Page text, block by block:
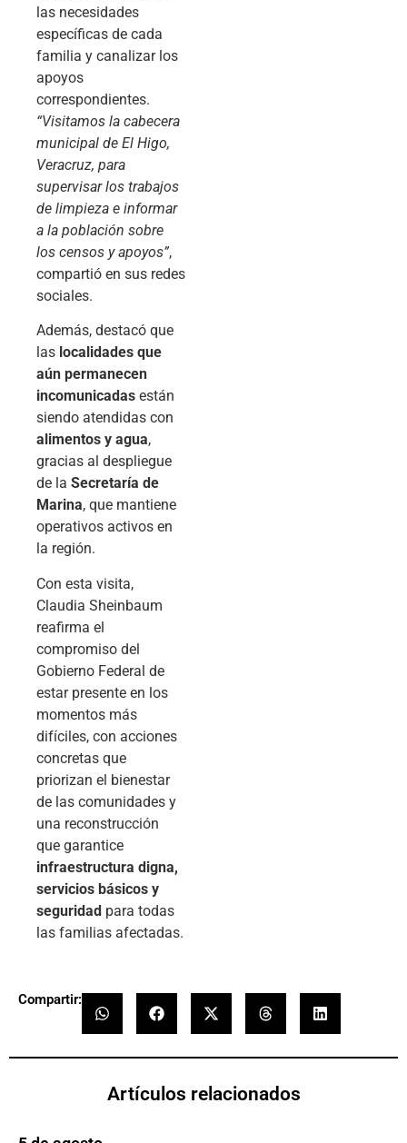
las necesidades
específicas de cada
familia y canalizar los
apoyos
correspondientes.
“Visitamos la cabecera
municipal de El Higo,
Veracruz, para
supervisar los trabajos
de limpieza e informar
a la población sobre
los censos y apoyos”,
compartió en sus redes
sociales.
Además, destacó que
las localidades que
aún permanecen
incomunicadas están
siendo atendidas con
alimentos y agua,
gracias al despliegue
de la Secretaría de
Marina, que mantiene
operativos activos en
la región.
Con esta visita,
Claudia Sheinbaum
reafirma el
compromiso del
Gobierno Federal de
estar presente en los
momentos más
difíciles, con acciones
concretas que
priorizan el bienestar
de las comunidades y
una reconstrucción
que garantice
infraestructura digna,
servicios básicos y
seguridad para todas
las familias afectadas.
Compartir:
Artículos relacionados